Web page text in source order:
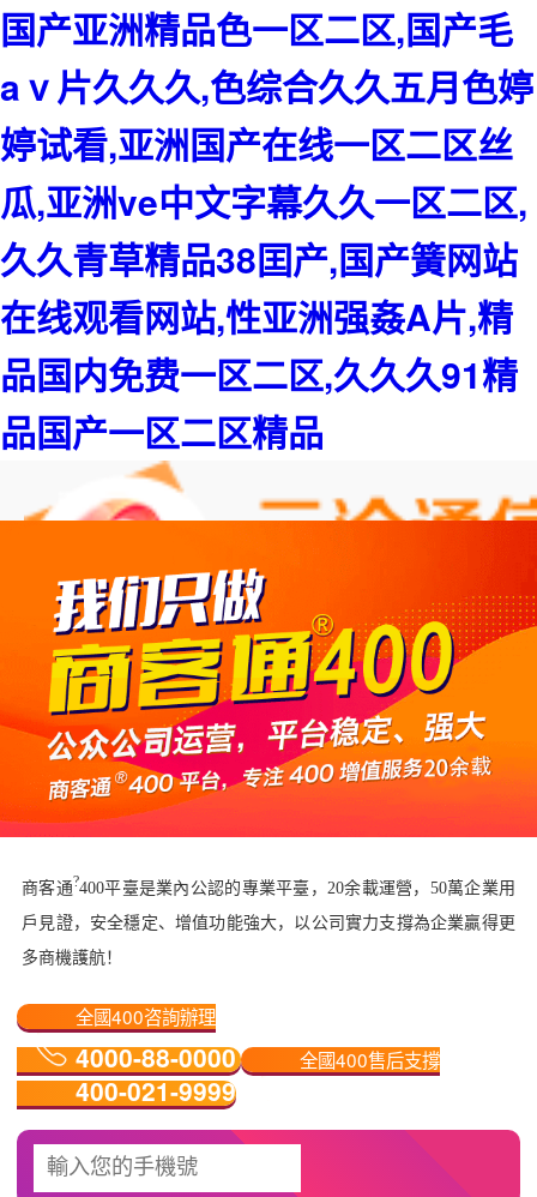
国产亚洲精品色一区二区,国产毛
aⅴ片久久久,色综合久久五月色婷
婷试看,亚洲国产在线一区二区丝
瓜,亚洲ve中文字幕久久一区二区,
久久青草精品38囯产,国产簧网站
在线观看网站,性亚洲强姦A片,精
品国内免费一区二区,久久久91精
品国产一区二区精品
商客通?400平臺是業內公認的專業平臺，20余載運營，50萬企業用
戶見證，安全穩定、增值功能強大，以公司實力支撐為企業贏得更
多商機護航！
全國400咨詢辦理
4000-88-0000 全國400售后支撐
400-021-9999